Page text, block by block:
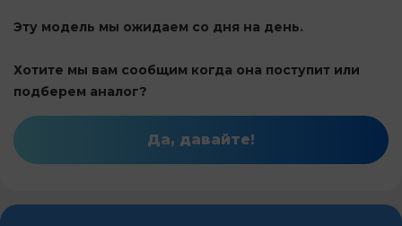
Эту модель мы ожидаем со дня на день.
Хотите мы вам сообщим когда она поступит или
подберем аналог?
Да, давайте!